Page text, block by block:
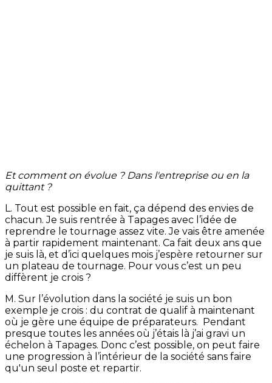
Et comment on évolue ? Dans l'entreprise ou en la
quittant ?
L. Tout est possible en fait, ça dépend des envies de
chacun. Je suis rentrée à Tapages avec l’idée de
reprendre le tournage assez vite. Je vais être amenée
à partir rapidement maintenant. Ca fait deux ans que
je suis là, et d’ici quelques mois j’espère retourner sur
un plateau de tournage. Pour vous c’est un peu
diffèrent je crois ?
M. Sur l’évolution dans la société je suis un bon
exemple je crois : du contrat de qualif à maintenant
où je gère une équipe de préparateurs. Pendant
presque toutes les années où j’étais là j’ai gravi un
échelon à Tapages. Donc c’est possible, on peut faire
une progression à l’intérieur de la société sans faire
qu'un seul poste et repartir.